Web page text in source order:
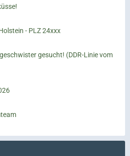
- PLZ 24xxx
gesucht! (DDR-Linie vom